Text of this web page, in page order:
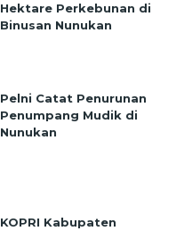
Hektare Perkebunan di
Binusan Nunukan
Pelni Catat Penurunan
Penumpang Mudik di
Nunukan
KOPRI Kabupaten